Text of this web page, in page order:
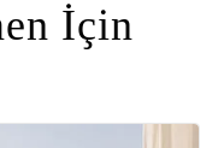
İçin